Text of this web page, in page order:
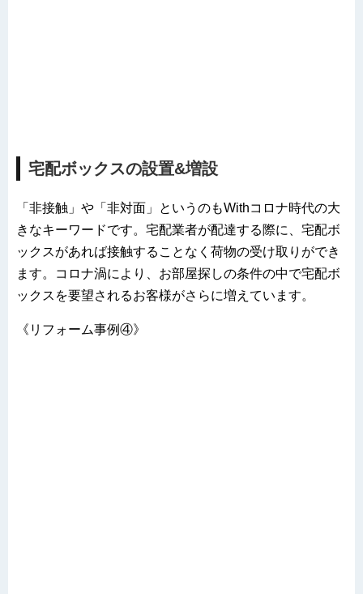
宅配ボックスの設置&増設
「非接触」や「非対面」というのもWithコロナ時代の大
きなキーワードです。宅配業者が配達する際に、宅配ボ
ックスがあれば接触することなく荷物の受け取りができ
ます。コロナ渦により、お部屋探しの条件の中で宅配ボ
ックスを要望されるお客様がさらに増えています。
《リフォーム事例④》